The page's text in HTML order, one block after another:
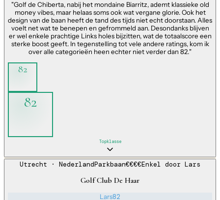
"Golf de Chiberta, nabij het mondaine Biarritz, ademt klassieke old
money vibes, maar helaas soms ook wat vergane glorie. Ook het
design van de baan heeft de tand des tijds niet echt doorstaan. Alles
voelt net wat te benepen en gefrommeld aan. Desondanks blijven
er wel enkele prachtige Links holes bijzitten, wat de totaalscore een
sterke boost geeft. In tegenstelling tot vele andere ratings, kom ik
over alle categorieën heen echter niet verder dan 82."
82
82
Topklasse
Utrecht · NederlandParkbaan€€€€Enkel door Lars
Golf Club De Haar
Lars82